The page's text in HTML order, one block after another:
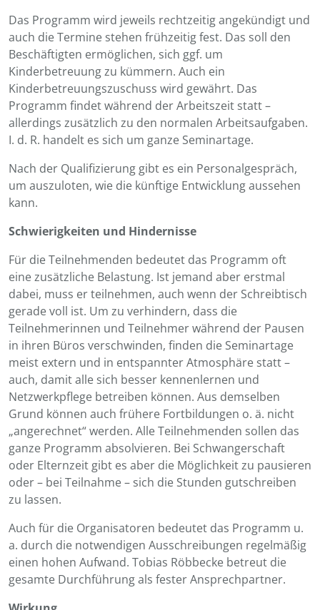
Das Programm wird jeweils rechtzeitig angekündigt und
auch die Termine stehen frühzeitig fest. Das soll den
Beschäftigten ermöglichen, sich ggf. um
Kinderbetreuung zu kümmern. Auch ein
Kinderbetreuungszuschuss wird gewährt. Das
Programm findet während der Arbeitszeit statt –
allerdings zusätzlich zu den normalen Arbeitsaufgaben.
I. d. R. handelt es sich um ganze Seminartage.
Nach der Qualifizierung gibt es ein Personalgespräch,
um auszuloten, wie die künftige Entwicklung aussehen
kann.
Schwierigkeiten und Hindernisse
Für die Teilnehmenden bedeutet das Programm oft
eine zusätzliche Belastung. Ist jemand aber erstmal
dabei, muss er teilnehmen, auch wenn der Schreibtisch
gerade voll ist. Um zu verhindern, dass die
Teilnehmerinnen und Teilnehmer während der Pausen
in ihren Büros verschwinden, finden die Seminartage
meist extern und in entspannter Atmosphäre statt –
auch, damit alle sich besser kennenlernen und
Netzwerkpflege betreiben können. Aus demselben
Grund können auch frühere Fortbildungen o. ä. nicht
„angerechnet“ werden. Alle Teilnehmenden sollen das
ganze Programm absolvieren. Bei Schwangerschaft
oder Elternzeit gibt es aber die Möglichkeit zu pausieren
oder – bei Teilnahme – sich die Stunden gutschreiben
zu lassen.
Auch für die Organisatoren bedeutet das Programm u.
a. durch die notwendigen Ausschreibungen regelmäßig
einen hohen Aufwand. Tobias Röbbecke betreut die
gesamte Durchführung als fester Ansprechpartner.